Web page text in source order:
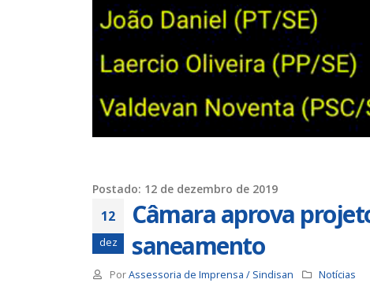
Postado: 12 de dezembro de 2019
12
dez
Câmara aprova
saneamento
PorAssessoria de Imprensa / Sindisan Notícias
21 de julho de 2026
Duas chapas inscritas para a
eleição do SINDISAN; pleito
acontece de 21 a 24 de julho